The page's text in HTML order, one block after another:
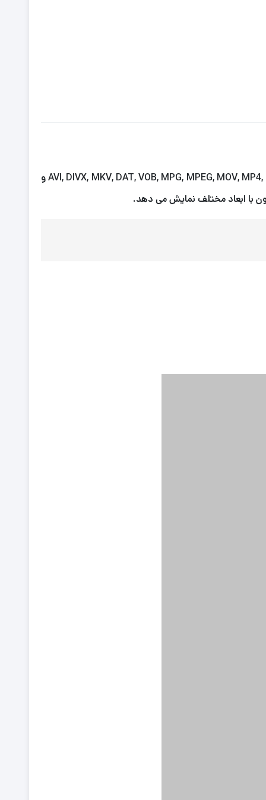
دانگل WiFi انی کست با استفاده از تکنولوژی بی سیم وای فای به موبایل شما متصل شده فرمت های ویدئویی AVI, DIVX, MKV, DAT, VOB, MPG, MPEG, MOV, MP4, RM, RMVB, WMV و